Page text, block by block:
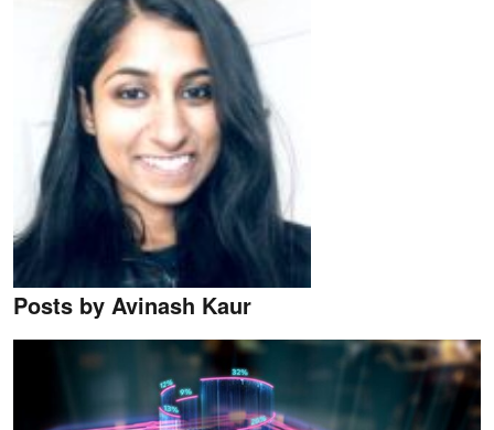
Posts by Avinash Kaur